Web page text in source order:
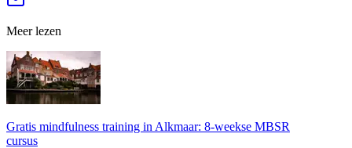
Meer lezen
Gratis mindfulness training in Alkmaar: 8-weekse MBSR
cursus